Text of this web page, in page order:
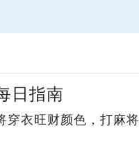
日指南
衣旺财颜色，打麻